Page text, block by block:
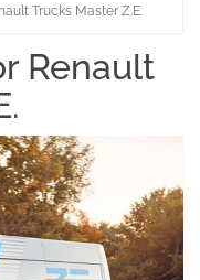
Trucks Master Z.E.
Renault